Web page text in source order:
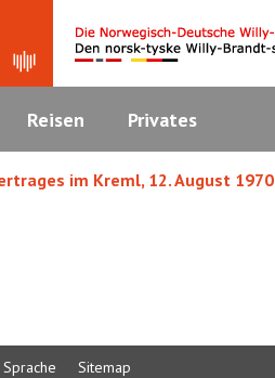
Reisen Privates
im Kreml, 12. August 1970
Sitemap